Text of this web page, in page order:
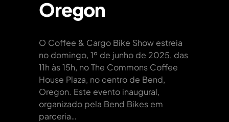
Oregon
O Coffee & Cargo Bike Show estreia
no domingo, 1º de junho de 2025, das
11h às 15h, no The Commons Coffee
House Plaza, no centro de Bend,
Oregon. Este evento inaugural,
organizado pela Bend Bikes em
parceria…